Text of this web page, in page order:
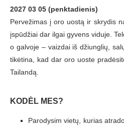
2027 03 05 (penktadienis)
Pervežimas į oro uostą ir skrydis
įspūdžiai dar ilgai gyvens viduje.
o galvoje – vaizdai iš džiunglių,
tikėtina, kad dar oro uoste
Tailandą.
KODĖL MES?
Parodysim vietų, kurias